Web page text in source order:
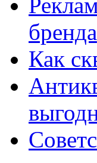
бренда
Как